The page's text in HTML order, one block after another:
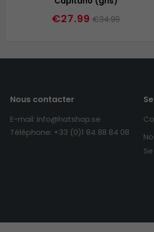
€27.99 €34.99
Nous contacter
E-mail: info@hatshop.se
Téléphone: +33 (0)1 84 88 84 08